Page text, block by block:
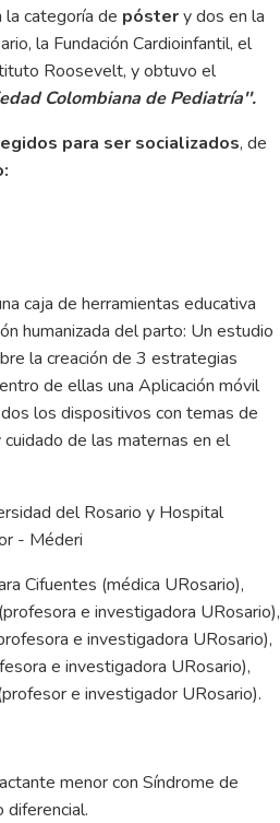
la categoría de póstery dos en la
la Fundación Cardioinfantil, el
Roosevelt, y obtuvo el
Colombiana de Pediatría''.
para ser socializados, de
caja de herramientas educativa
humanizada del parto: Un estudio
la creación de 3 estrategias
de ellas una Aplicación móvil
los dispositivos con temas de
cuidado de las maternas en el
del Rosario y Hospital
- Méderi
Cifuentes (médica URosario),
e investigadora URosario),
e investigadora URosario),
e investigadora URosario),
e investigador URosario).
menor con Síndrome de
diferencial.